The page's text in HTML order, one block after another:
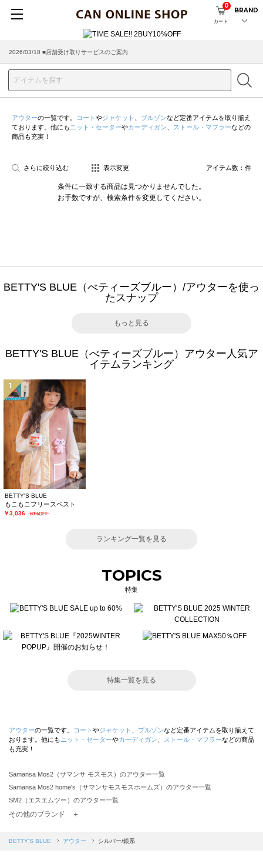
カート
0
BRAND
2026/03/18 ■店舗受け取りサービスのご案内
アウターの一覧です。 コート やジャケット ブルゾンなど定番アイテムを取り揃え
ております。他にも ニット・セーターやカーディガン ストール・マフラーなどの
商品も充実！
さらに絞り込む 表示変更 アイテム数： 件
条件に一致する商品は見つかりませんでした。
お手数ですが、検索条件を変更してください。
BETTY'S BLUE（べティーズブルー）/アウターを使っ
たスナップ
もっと見る
BETTY'S BLUE（べティーズブルー）アウター人気ア
イテムランキング
1
BETTY'S BLUE
もこもこフリースベスト
￥3,036 -60%OFF-
ランキング一覧を見る
TOPICS
特集
特集一覧を見る
アウターの一覧です。 コート やジャケット ブルゾンなど定番アイテムを取り揃えて
おります。他にも ニット・セーターやカーディガン ストール・マフラーなどの商品
も充実！
Samansa Mos2（サマンサ モスモス）のアウター一覧
Samansa Mos2 home's（サマンサモスモスホームズ）のアウター一覧
SM2（エスエムツー）のアウター一覧
TSUHARU by Samansa Mos2（ツハルバイサマンサモスモス）のアウター一覧
Samansa Mos2 blue（サマンサモスモス ブルー）のアウター一覧
その他のブランド ＋
BETTY'S BLUE アウター シルバー/銀系